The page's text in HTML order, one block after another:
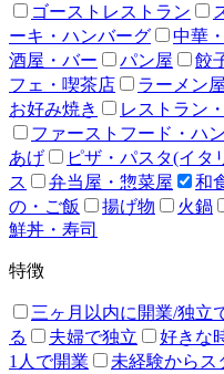
ゴーストレストラン
ーキ・ハンバーグ
中華
酒屋・バー
パン屋 餃
フェ・喫茶店
ラーメン
お好み焼き
レストラン
ファーストフード・ハ
あげ
ピザ・パスタ(イタ
ス
弁当屋・惣菜屋 和
の・ご飯
揚げ物 火鍋
鮮丼・寿司
特徴
三ヶ月以内に開業/独立
る
夫婦で独立 好きな
1人で開業
未経験からス